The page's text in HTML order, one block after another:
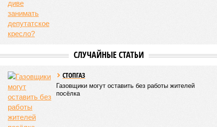
СЛУЧАЙНЫЕ СТАТЬИ
СТОПГАЗ
Газовщики могут оставить без работы жителей
посёлка